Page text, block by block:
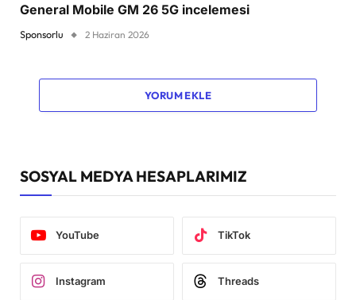
General Mobile GM 26 5G incelemesi
Sponsorlu 2 Haziran 2026
YORUM EKLE
SOSYAL MEDYA HESAPLARIMIZ
YouTube TikTok
Instagram Threads